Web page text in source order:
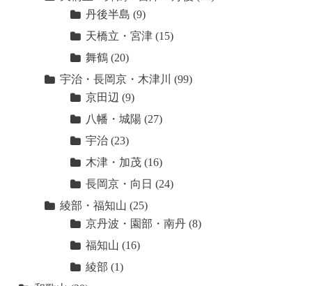
丹後半島 (9)
天橋立・宮津(15)
舞鶴(20)
宇治・長岡京・木津川
(99)
京田辺 (9)
八幡・城陽 (27)
宇治(23)
木津・加茂(16)
長岡京・向日 (24)
綾部・福知山 (25)
京丹波・園部・南丹(8)
福知山 (16)
綾部 (1)